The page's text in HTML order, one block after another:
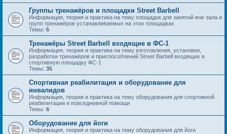
Группы тренажёров и площадки Street Barbell
Информация, теория и практика на тему площадок для занятий вне зала и
групп тренажёров устанавливаемых на этих площадках
Темы: 6
Тренажёры Street Barbell входящие в ФС-1
Информация, теория и практика на тему изготовления, установки,
разработки тренажёров и приспособлений Street Barbell входящих в
спортивную площадку ФС-1
Темы: 35
Спортивная реабилитация и оборудование для
инвалидов
Информация, теория и практика на тему оборудования для спортивной
реабилитации и повседневной помощи
Темы: 6
Оборудование для йоги
Информация, теория и практика на тему оборудования для йоги